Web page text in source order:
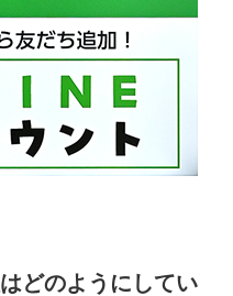
どのようにしてい